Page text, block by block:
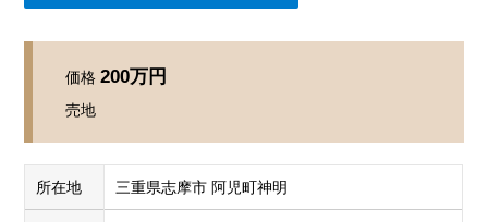
価格 200万円
売地
所在地 三重県志摩市 阿児町神明